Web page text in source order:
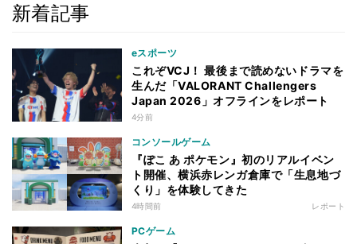
新着記事
eスポーツ
これぞVCJ！ 最後まで読めないドラマを
生んだ「VALORANT Challengers
Japan 2026」オフラインをレポート
4分前
コンソールゲーム
『ぽこ あ ポケモン』初のリアルイベン
ト開催、横浜赤レンガ倉庫で「生息地づ
くり」を体験してきた
4時間前 レポート
PCゲーム